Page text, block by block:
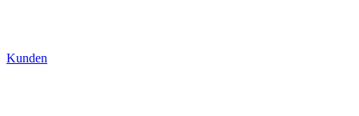
Kunden